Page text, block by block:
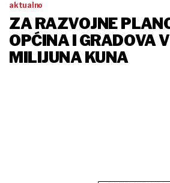
aktualno
ZA RAZVOJNE
OPĆINA I GRADOVA
MILIJUNA KUNA